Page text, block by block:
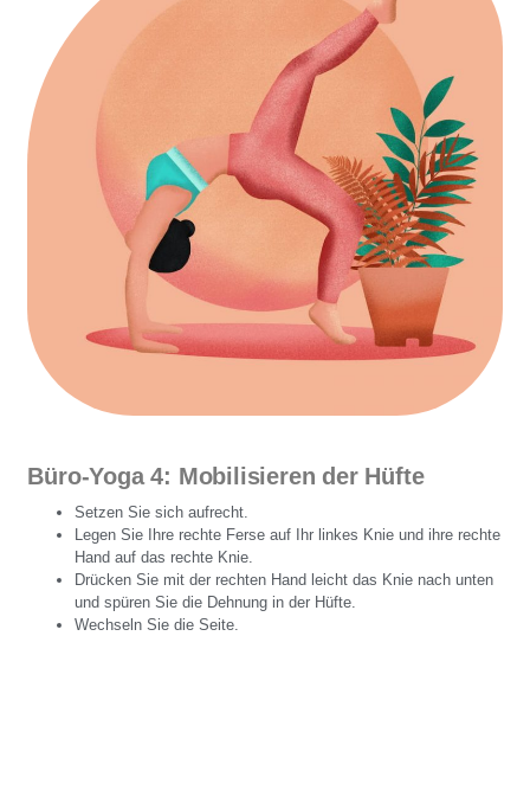
Büro-Yoga 4: Mobilisieren der Hüfte
Setzen Sie sich aufrecht.
Legen Sie Ihre rechte Ferse auf Ihr linkes Knie und ihre rechte
Hand auf das rechte Knie.
Drücken Sie mit der rechten Hand leicht das Knie nach unten
und spüren Sie die Dehnung in der Hüfte.
Wechseln Sie die Seite.